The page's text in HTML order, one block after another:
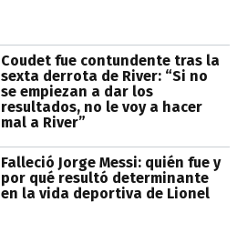
Coudet fue contundente tras la
sexta derrota de River: “Si no
se empiezan a dar los
resultados, no le voy a hacer
mal a River”
Falleció Jorge Messi: quién fue y
por qué resultó determinante
en la vida deportiva de Lionel